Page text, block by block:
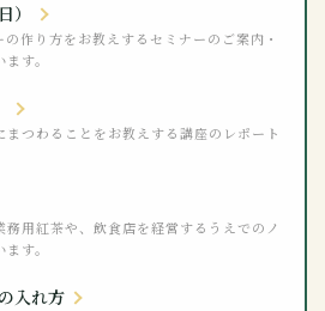
）
作り方をお教えするセミナーのご案内・
す。
まつわることをお教えする講座のレポート
務用紅茶や、飲食店を経営するうえでのノ
す。
入れ方